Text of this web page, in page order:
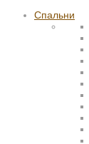
Спальни